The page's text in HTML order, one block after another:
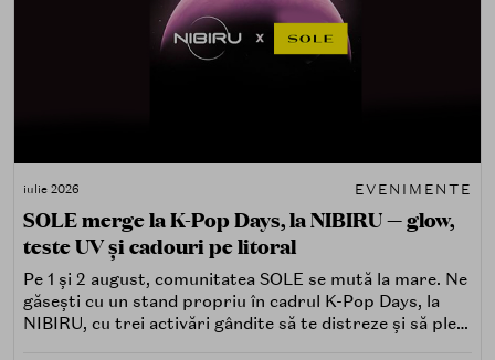
iulie 2026 EVENIMENTE
SOLE merge la K-Pop Days, la NIBIRU — glow,
teste UV și cadouri pe litoral
Pe 1 și 2 august, comunitatea SOLE se mută la mare. Ne
găsești cu un stand propriu în cadrul K-Pop Days, la
NIBIRU, cu trei activări gândite să te distreze și să pleci